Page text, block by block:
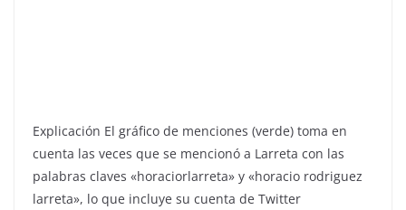
Explicación El gráfico de menciones (verde) toma en
cuenta las veces que se mencionó a Larreta con las
palabras claves «horaciorlarreta» y «horacio rodriguez
larreta», lo que incluye su cuenta de Twitter